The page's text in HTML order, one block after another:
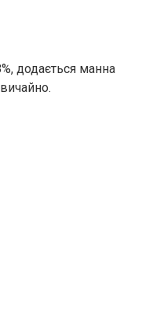
додається манна